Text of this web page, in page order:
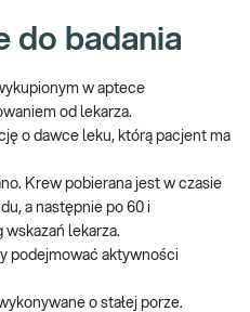
do badania
w aptece
od lekarza.
o dawce leku, którą pacjent ma
Krew pobierana jest w czasie
a następnie po 60 i
wskazań lekarza.
podejmować aktywności
o stałej porze.